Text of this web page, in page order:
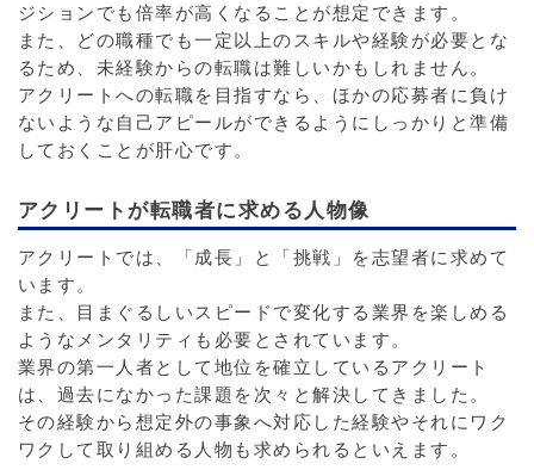
ジションでも倍率が高くなることが想定できます。
また、どの職種でも一定以上のスキルや経験が必要とな
るため、未経験からの転職は難しいかもしれません。
アクリートへの転職を目指すなら、ほかの応募者に負け
ないような自己アピールができるようにしっかりと準備
しておくことが肝心です。
アクリートが転職者に求める人物像
アクリートでは、「成長」と「挑戦」を志望者に求めて
います。
また、目まぐるしいスピードで変化する業界を楽しめる
ようなメンタリティも必要とされています。
業界の第一人者として地位を確立しているアクリート
は、過去になかった課題を次々と解決してきました。
その経験から想定外の事象へ対応した経験やそれにワク
ワクして取り組める人物も求められるといえます。